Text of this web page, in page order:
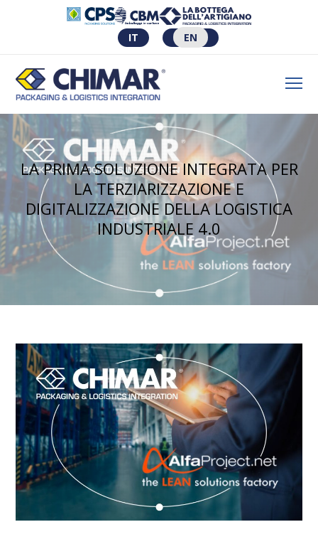
IT EN
LA PRIMA SOLUZIONE INTEGRATA PER
LA TERZIARIZZAZIONE E
DIGITALIZZAZIONE DELLA LOGISTICA
INDUSTRIALE 4.0